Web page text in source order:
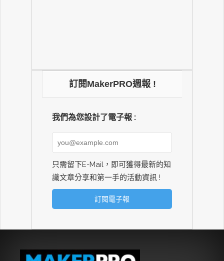
訂閱MakerPRO週報 !
我們為您設計了電子報 :
只需留下E-Mail，即可獲得最新的知
識文章分享和第一手的活動資訊 !